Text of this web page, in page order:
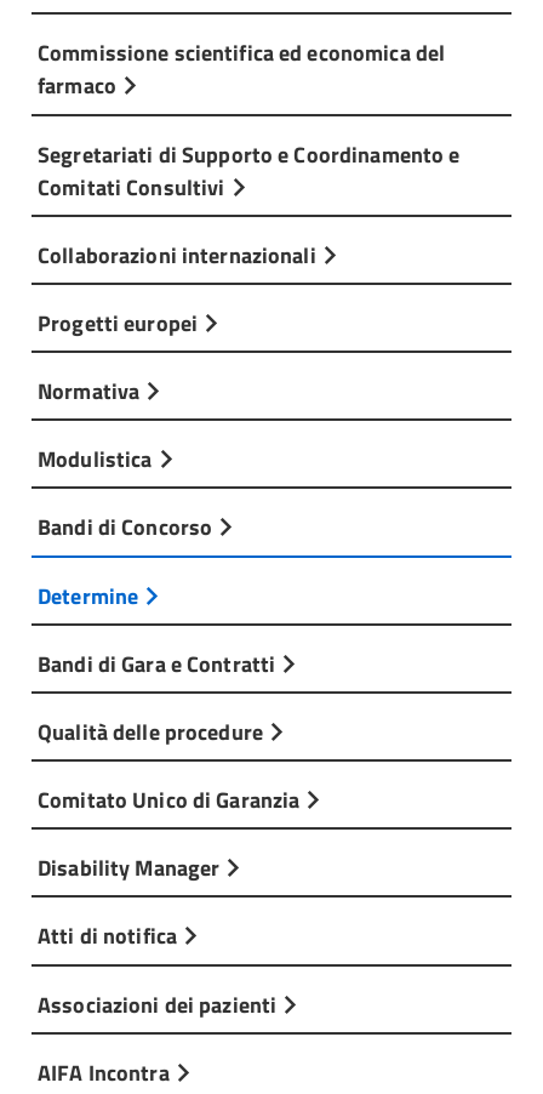
Commissione scientifica ed economica del
farmaco
Segretariati di Supporto e Coordinamento e
Comitati Consultivi
Collaborazioni internazionali
Progetti europei
Normativa
Modulistica
Bandi di Concorso
Determine
Bandi di Gara e Contratti
Qualità delle procedure
Comitato Unico di Garanzia
Disability Manager
Atti di notifica
Associazioni dei pazienti
AIFA Incontra